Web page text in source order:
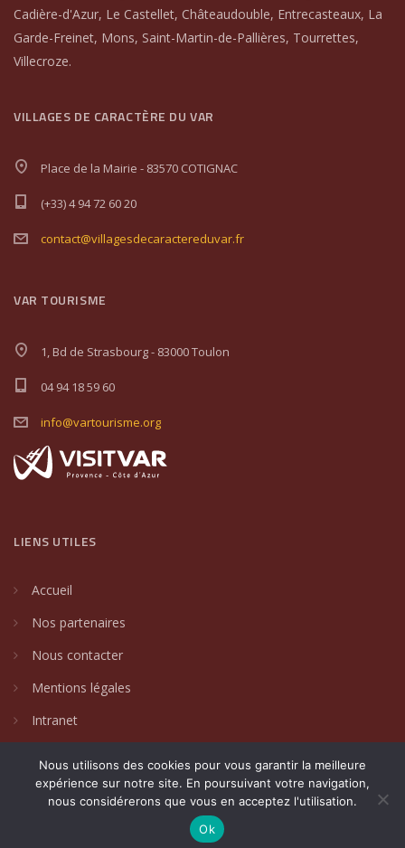
Cadière-d'Azur, Le Castellet, Châteaudouble, Entrecasteaux, La
Garde-Freinet, Mons, Saint-Martin-de-Pallières, Tourrettes,
Villecroze.
VILLAGES DE CARACTÈRE DU VAR
Place de la Mairie - 83570 COTIGNAC
(+33) 4 94 72 60 20
contact@villagesdecaractereduvar.fr
VAR TOURISME
1, Bd de Strasbourg - 83000 Toulon
04 94 18 59 60
info@vartourisme.org
LIENS UTILES
Accueil
Nos partenaires
Nous contacter
Mentions légales
Intranet
2024 © Villages de caractère du Var. Un site créé parDAKIN
Communication Globale
Nous utilisons des cookies pour vous garantir la meilleure
expérience sur notre site. En poursuivant votre navigation,
nous considérerons que vous en acceptez l'utilisation.
Ok